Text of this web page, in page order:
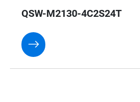
QSW-M2130-4C2S24T